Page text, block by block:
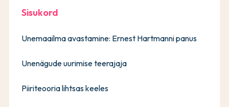
Sisukord
Unemaailma avastamine: Ernest Hartmanni panus
Unenägude uurimise teerajaja
Piiriteooria lihtsas keeles